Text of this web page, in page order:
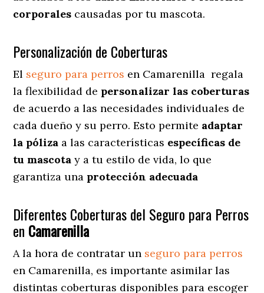
corporales causadas por tu mascota.
Personalización de Coberturas
El seguro para perros en Camarenilla regala
la flexibilidad de personalizar las coberturas
de acuerdo a las necesidades individuales de
cada dueño y su perro. Esto permite adaptar
la póliza a las características específicas de
tu mascota y a tu estilo de vida, lo que
garantiza una protección adecuada
Diferentes Coberturas del Seguro para Perros
en Camarenilla
A la hora de contratar un seguro para perros
en Camarenilla, es importante asimilar las
distintas coberturas disponibles para escoger